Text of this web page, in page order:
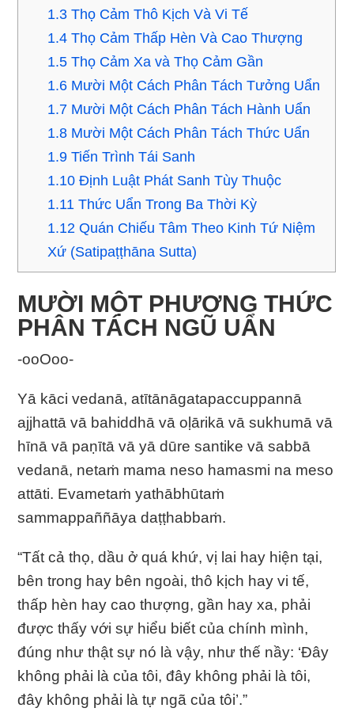
1.3 Thọ Cảm Thô Kịch Và Vi Tế
1.4 Thọ Cảm Thấp Hèn Và Cao Thượng
1.5 Thọ Cảm Xa và Thọ Cảm Gần
1.6 Mười Một Cách Phân Tách Tưởng Uẩn
1.7 Mười Một Cách Phân Tách Hành Uẩn
1.8 Mười Một Cách Phân Tách Thức Uẩn
1.9 Tiến Trình Tái Sanh
1.10 Ðịnh Luật Phát Sanh Tùy Thuộc
1.11 Thức Uẩn Trong Ba Thời Kỳ
1.12 Quán Chiếu Tâm Theo Kinh Tứ Niệm
Xứ (Satipaṭṭhāna Sutta)
MƯỜI MỘT PHƯƠNG THỨC
PHÂN TÁCH NGŨ UẨN
-ooOoo-
Yā kāci vedanā, atītānāgatapaccuppannā
ajjhattā vā bahiddhā vā oḷārikā vā sukhumā vā
hīnā vā paṇītā vā yā dūre santike vā sabbā
vedanā, netaṁ mama neso hamasmi na meso
attāti. Evametaṁ yathābhūtaṁ
sammappaññāya daṭṭhabbaṁ.
“Tất cả thọ, dầu ở quá khứ, vị lai hay hiện tại,
bên trong hay bên ngoài, thô kịch hay vi tế,
thấp hèn hay cao thượng, gần hay xa, phải
được thấy với sự hiểu biết của chính mình,
đúng như thật sự nó là vậy, như thế nầy: ‘Ðây
không phải là của tôi, đây không phải là tôi,
đây không phải là tự ngã của tôi’.”